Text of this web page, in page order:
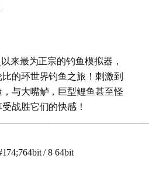
来最为正宗的钓鱼模拟器，
的环世界钓鱼之旅！刺激到
与大嘴鲈，巨型鲤鱼甚至怪
战胜它们的快感！
/ 8 64bit